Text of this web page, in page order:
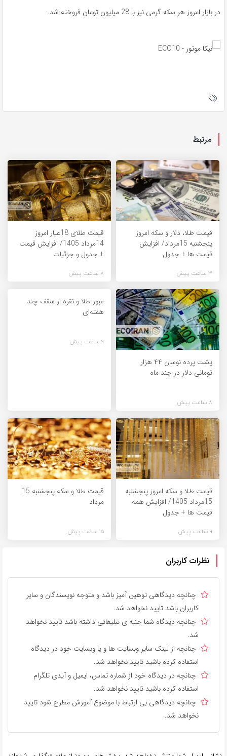
در بازار امروز هر سکه گرمی نیز با 28 میلیون تومان فروخته شد.
مرتبط
قیمت طلا، دلار و سکه امروز
پنجشنبه 15مرداد/ افزایش
قیمت ها + جدول
3 ساعت پیش
قیمت طلای 18عیار امروز
14مرداد 1405/ افزایش قیمت
+ جدول و جزئیات
8 ساعت پیش
پشت پرده نوسان ۴۴ هزار
تومانی دلار در چند ماه
8 ساعت پیش
عبور طلا و نقره از سقف چند
هفته‌ای
9 ساعت پیش
قیمت طلا و سکه امروز پنجشنبه
15مرداد 1405/ افزایش همه
قیمت ها + جدول
9 ساعت پیش
قیمت طلا و سکه پنجشنبه 15
مرداد
15 ساعت پیش
نظرات کاربران
چنانچه دیدگاهی توهین آمیز باشد و متوجه نویسندگان و سایر
کاربران باشد تایید نخواهد شد.
چنانچه دیدگاه شما جنبه ی تبلیغاتی داشته باشد تایید نخواهد
شد.
چنانچه از لینک سایر وبسایت ها و یا وبسایت خود در دیدگاه
استفاده کرده باشید تایید نخواهد شد.
چنانچه در دیدگاه خود از شماره تماس، ایمیل و آیدی تلگرام
استفاده کرده باشید تایید نخواهد شد.
چنانچه دیدگاهی بی ارتباط با موضوع آموزش مطرح شود تایید
نخواهد شد.